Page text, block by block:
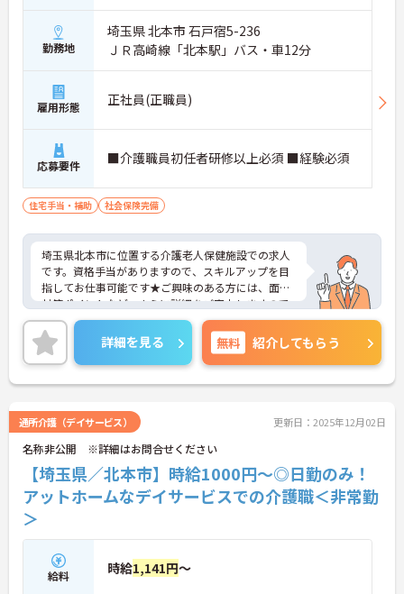
勤務地
埼玉県 北本市 石戸宿5-236
ＪＲ高崎線「北本駅」バス・車12分
雇用形態 正社員(正職員)
応募要件 ■介護職員初任者研修以上必須 ■経験必須
住宅手当・補助 社会保険完備
埼玉県北本市に位置する介護老人保健施設での求人
です。資格手当がありますので、スキルアップを目
指してお仕事可能です★ご興味のある方には、面接
対策ポイントなど、さらに詳細をご案内しますので
お気軽にご相談ください！
詳細を見る 無料 紹介してもらう
通所介護（デイサービス） 更新日：2025年12月02日
名称非公開 ※詳細はお問合せください
【埼玉県／北本市】時給1000円～◎日勤のみ！
アットホームなデイサービスでの介護職＜非常勤
＞
給料 時給1,141円～